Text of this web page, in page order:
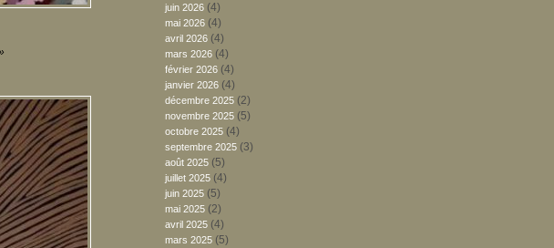
juin 2026 (4)
mai 2026 (4)
avril 2026 (4)
mars 2026 (4)
février 2026 (4)
janvier 2026 (4)
décembre 2025 (2)
novembre 2025 (5)
octobre 2025 (4)
septembre 2025 (3)
août 2025 (5)
juillet 2025 (4)
juin 2025 (5)
mai 2025 (2)
avril 2025 (4)
mars 2025 (5)